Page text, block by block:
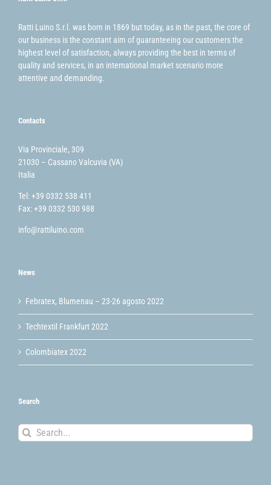
Ratti Luino S.r.l. was born in 1869 but today, as in the past, the core of
our business is the constant aim of guaranteeing our customers the
highest level of satisfaction, always providing the best in terms of
quality and services, in an international market scenario more
attentive and demanding.
Contacts
Via Provinciale, 309
21030 – Cassano Valcuvia (VA)
Italia
Tel: +39 0332 538 411
Fax: +39 0332 530 988
info@rattiluino.com
News
Febratex, Blumenau – 23-26 agosto 2022
Techtextil Frankfurt 2022
Colombiatex 2022
Search
Search
for: